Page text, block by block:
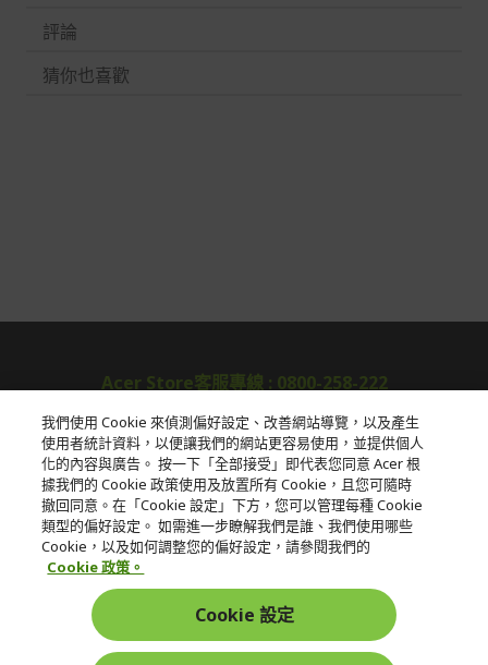
評論
猜你也喜歡
Acer Store客服專線 : 0800-258-222
關於宏碁
服務
宏碁網路商城
在社群上追蹤 Acer
我們使用 Cookie 來偵測偏好設定、改善網站導覽，以及產生
使用者統計資料，以便讓我們的網站更容易使用，並提供個人
化的內容與廣告。 按一下「全部接受」即代表您同意 Acer 根
據我們的 Cookie 政策使用及放置所有 Cookie，且您可隨時
撤回同意。在「Cookie 設定」下方，您可以管理每種 Cookie
類型的偏好設定。 如需進一步瞭解我們是誰、我們使用哪些
Cookie，以及如何調整您的偏好設定，請參閱我們的
Cookie 政策。
Cookie 設定